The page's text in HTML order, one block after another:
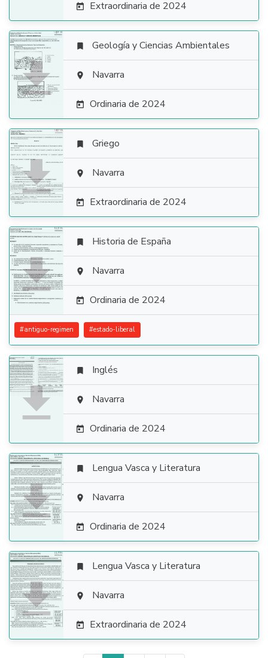
 Extraordinaria de 2024

 Geología y Ciencias Ambientales
 Navarra
 Ordinaria de 2024

 Griego
 Navarra
 Extraordinaria de 2024

 Historia de España
 Navarra
 Ordinaria de 2024
#antiguo-regimen #estado-liberal

 Inglés
 Navarra
 Ordinaria de 2024

 Lengua Vasca y Literatura
 Navarra
 Ordinaria de 2024

 Lengua Vasca y Literatura
 Navarra
 Extraordinaria de 2024